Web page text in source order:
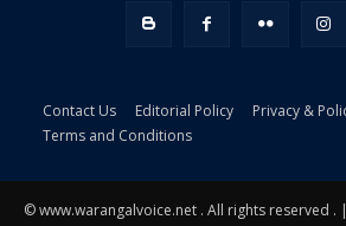
Contact Us Editorial Policy
Privacy &
Terms and Conditions
© www.warangalvoice.net . All rights reserved .